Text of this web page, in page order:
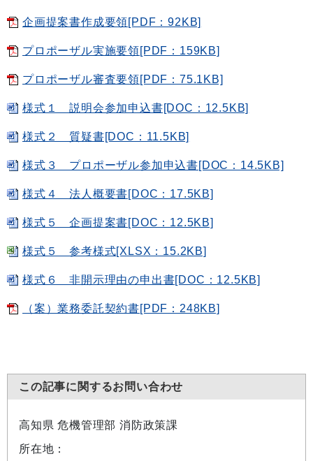
企画提案書作成要領[PDF：92KB]
プロポーザル実施要領[PDF：159KB]
プロポーザル審査要領[PDF：75.1KB]
様式１ 説明会参加申込書[DOC：12.5KB]
様式２ 質疑書[DOC：11.5KB]
様式３ プロポーザル参加申込書[DOC：14.5KB]
様式４ 法人概要書[DOC：17.5KB]
様式５ 企画提案書[DOC：12.5KB]
様式５ 参考様式[XLSX：15.2KB]
様式６ 非開示理由の申出書[DOC：12.5KB]
（案）業務委託契約書[PDF：248KB]
この記事に関するお問い合わせ
高知県 危機管理部 消防政策課
所在地：